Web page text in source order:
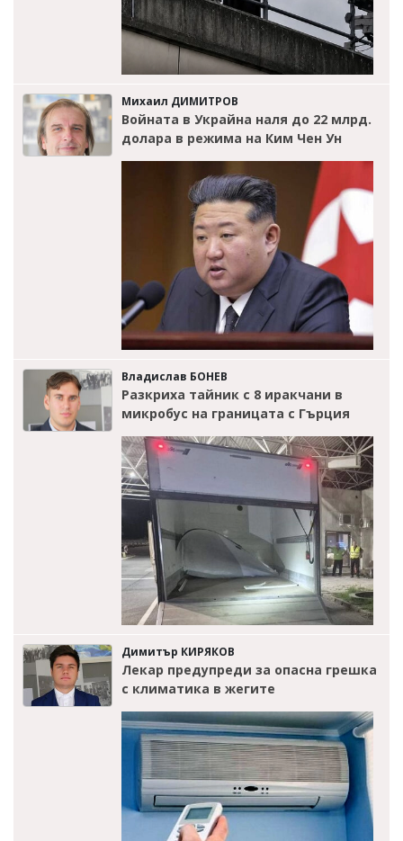
Михаил ДИМИТРОВ
Войната в Украйна наля до 22 млрд.
долара в режима на Ким Чен Ун
Владислав БОНЕВ
Разкриха тайник с 8 иракчани в
микробус на границата с Гърция
Димитър КИРЯКОВ
Лекар предупреди за опасна грешка
с климатика в жегите